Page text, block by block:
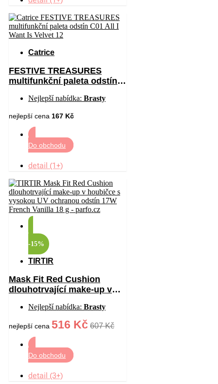
Catrice
FESTIVE TREASURES
multifunkční paleta odstín
Nejlepší nabídka: Brasty
nejlepší cena 167 Kč
Do obchodu
detail (1+)
-15%
TIRTIR
Mask Fit Red Cushion
dlouhotrvající make-up v
ochranou odstín 17W
French Vanilla 18 g
Nejlepší nabídka: Brasty
nejlepší cena 516 Kč 607 Kč
Do obchodu
detail (3+)